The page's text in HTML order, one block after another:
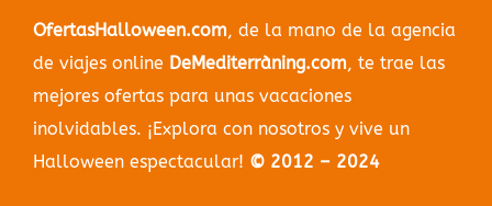
OfertasHalloween.com, de la mano de la agencia
de viajes online DeMediterràning.com, te trae las
mejores ofertas para unas vacaciones
inolvidables. ¡Explora con nosotros y vive un
Halloween espectacular! © 2012 – 2024